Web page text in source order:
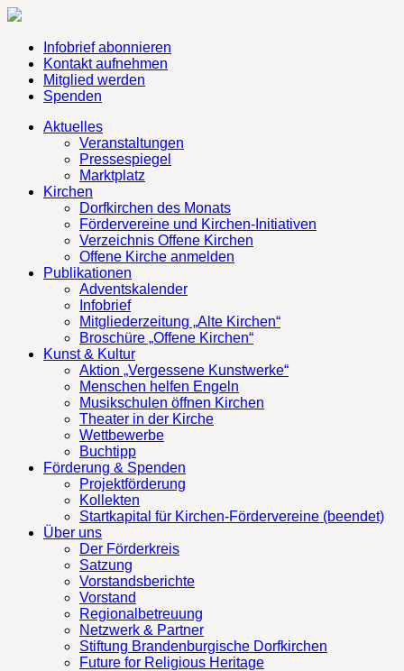
Infobrief abonnieren
Kontakt aufnehmen
Mitglied werden
Spenden
Aktuelles
Veranstaltungen
Pressespiegel
Marktplatz
Kirchen
Dorfkirchen des Monats
Fördervereine und Kirchen-Initiativen
Verzeichnis Offene Kirchen
Offene Kirche anmelden
Publikationen
Adventskalender
Infobrief
Mitgliederzeitung „Alte Kirchen“
Broschüre „Offene Kirchen“
Kunst & Kultur
Aktion „Vergessene Kunstwerke“
Menschen helfen Engeln
Musikschulen öffnen Kirchen
Theater in der Kirche
Wettbewerbe
Buchtipp
Förderung & Spenden
Projektförderung
Kollekten
Startkapital für Kirchen-Fördervereine (beendet)
Über uns
Der Förderkreis
Satzung
Vorstandsberichte
Vorstand
Regionalbetreuung
Netzwerk & Partner
Stiftung Brandenburgische Dorfkirchen
Future for Religious Heritage